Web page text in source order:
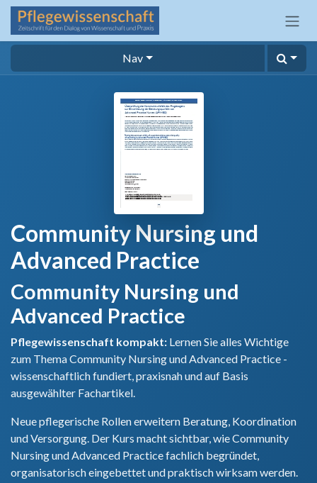
Zum Inhalt springen
Nav
Community Nursing und
Advanced Practice
Community Nursing und
Advanced Practice
Pflegewissenschaft kompakt: Lernen Sie alles Wichtige
zum Thema Community Nursing und Advanced Practice -
wissenschaftlich fundiert, praxisnah und auf Basis
ausgewählter Fachartikel.
Neue pflegerische Rollen erweitern Beratung, Koordination
und Versorgung. Der Kurs macht sichtbar, wie Community
Nursing und Advanced Practice fachlich begründet,
organisatorisch eingebettet und praktisch wirksam werden.